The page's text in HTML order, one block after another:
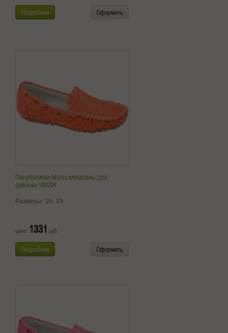
Подробнее Оформить
Полуботинки Mursu мокасины для
девочки 100204
Размеры: 26; 29
цена: 1331 руб.
Подробнее Оформить